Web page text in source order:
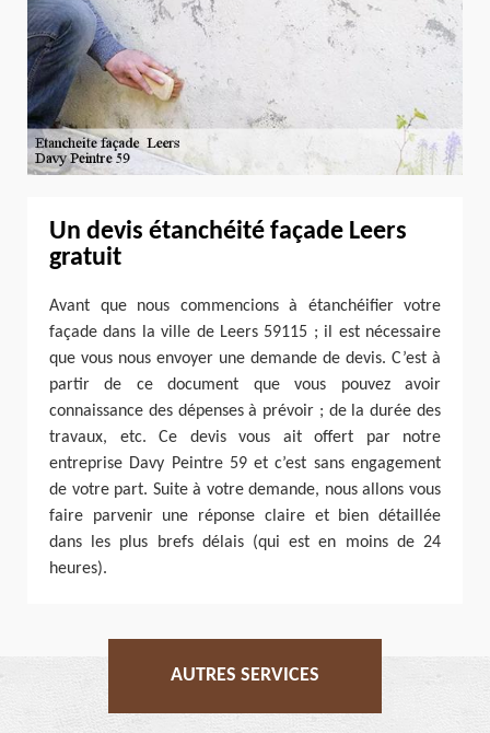
Un devis étanchéité façade Leers
gratuit
Avant que nous commencions à étanchéifier votre
façade dans la ville de Leers 59115 ; il est nécessaire
que vous nous envoyer une demande de devis. C’est à
partir de ce document que vous pouvez avoir
connaissance des dépenses à prévoir ; de la durée des
travaux, etc. Ce devis vous ait offert par notre
entreprise Davy Peintre 59 et c’est sans engagement
de votre part. Suite à votre demande, nous allons vous
faire parvenir une réponse claire et bien détaillée
dans les plus brefs délais (qui est en moins de 24
heures).
AUTRES SERVICES